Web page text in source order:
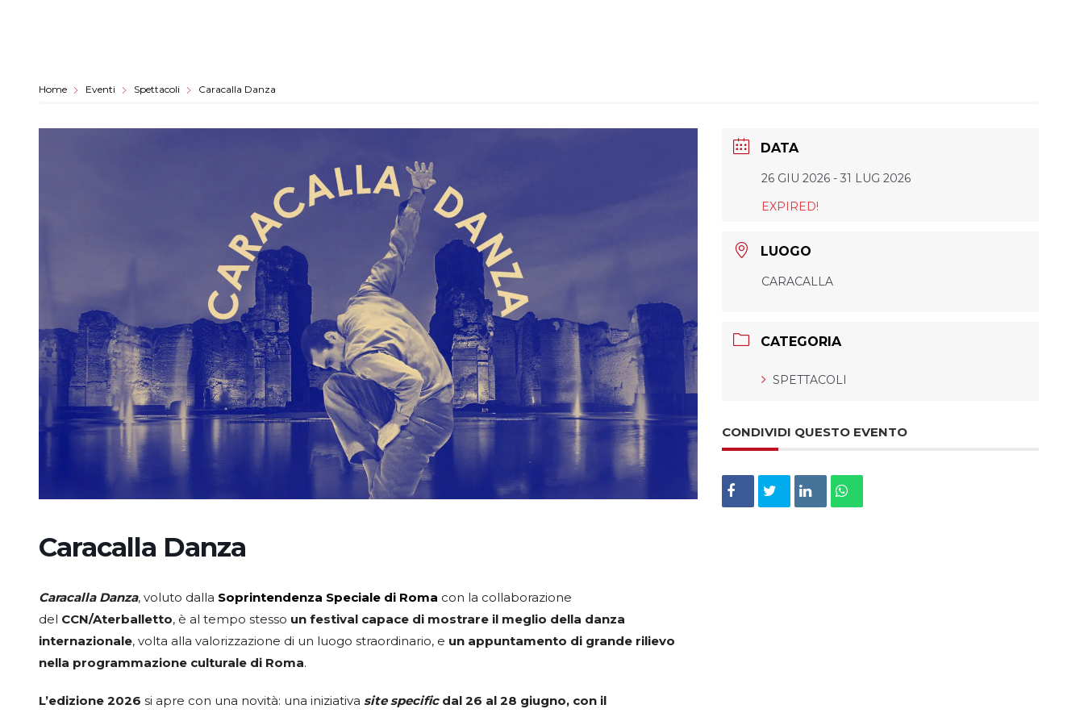
Home Eventi Spettacoli Caracalla Danza
Caracalla Danza
Caracalla Danza, voluto dalla Soprintendenza Speciale di Roma con la collaborazione
del CCN/Aterballetto, è al tempo stesso un festival capace di mostrare il meglio della danza
internazionale, volta alla valorizzazione di un luogo straordinario, e un appuntamento di grande rilievo
nella programmazione culturale di Roma.
L’edizione 2026 si apre con una novità: una iniziativa site specificdal 26 al 28 giugno, con il
DATA
26 GIU 2026- 31 LUG 2026
EXPIRED!
LUOGO
CARACALLA
CATEGORIA
SPETTACOLI
CONDIVIDI QUESTO EVENTO